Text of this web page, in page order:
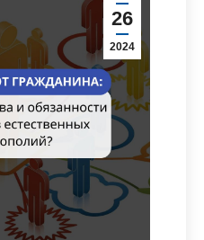
26
2024